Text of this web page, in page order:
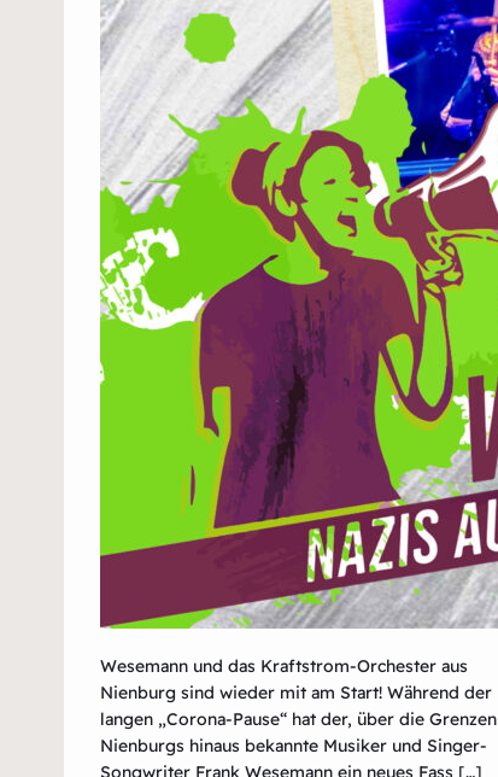
Wesemann und das Kraftstrom-Orchester aus
Nienburg sind wieder mit am Start! Während der
langen „Corona-Pause“ hat der, über die Grenzen
Nienburgs hinaus bekannte Musiker und Singer-
Songwriter Frank Wesemann ein neues Fass […]